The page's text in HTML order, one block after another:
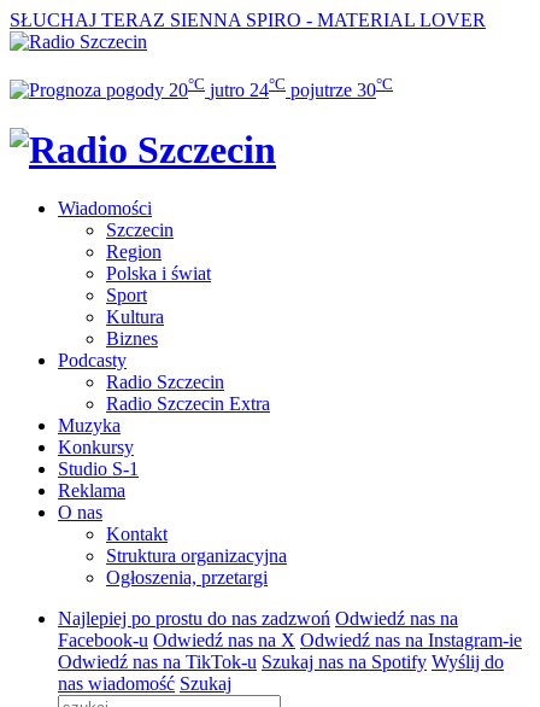
SŁUCHAJ TERAZ SIENNA SPIRO - MATERIAL LOVER
20°C jutro 24°C pojutrze 30°C
Wiadomości
Szczecin
Region
Polska i świat
Sport
Kultura
Biznes
Podcasty
Radio Szczecin
Radio Szczecin Extra
Muzyka
Konkursy
Studio S-1
Reklama
O nas
Kontakt
Struktura organizacyjna
Ogłoszenia, przetargi
Najlepiej po prostu do nas zadzwoń Odwiedź nas na
Facebook-u Odwiedź nas na X Odwiedź nas na Instagram-ie
Odwiedź nas na TikTok-u Szukaj nas na Spotify Wyślij do
nas wiadomość Szukaj